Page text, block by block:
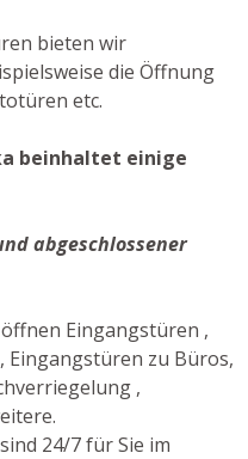
bieten wir
die Öffnung
etc.
beinhaltet einige
abgeschlossener
Eingangstüren ,
Eingangstüren zu Büros,
,
24/7 für Sie im